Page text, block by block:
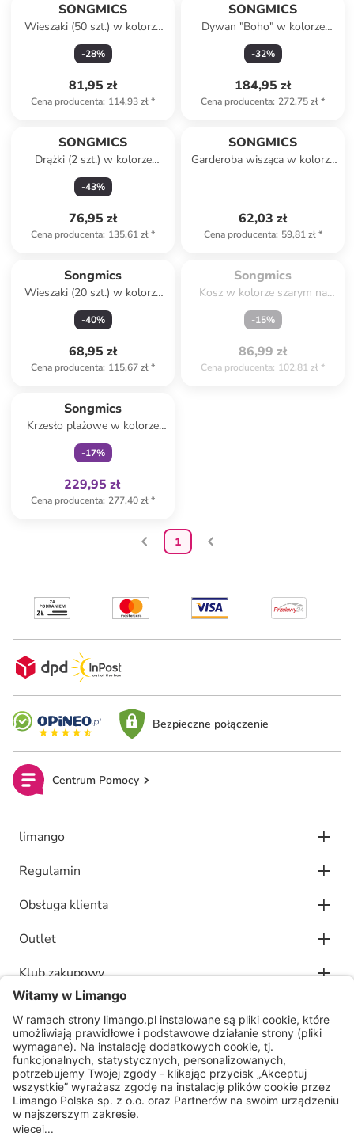
SONGMICS
Wieszaki (50 szt.) w kolorze
różowozłoto-białym na
ubrania - 43,5 x 22,5 cm
-28%
81,95 zł
Cena producenta: 114,93 zł*
SONGMICS
Dywan "Boho" w kolorze
szarym - 230 x 160 cm
-32%
184,95 zł
Cena producenta: 272,75 zł*
SONGMICS
Drążki (2 szt.) w kolorze
czarnym na ubrania - dł. 92
cm
-43%
76,95 zł
Cena producenta: 135,61 zł*
SONGMICS
Garderoba wisząca w kolorze
62,03 zł
Cena producenta: 59,81 zł*
Songmics
Wieszaki (20 szt.) w kolorze
białym na ubrania - 23 x 44,5
cm
-40%
68,95 zł
Cena producenta: 115,67 zł*
Wyprzedane
Songmics
Kosz w kolorze szarym na
pranie - 42,5 x 75 x 32,5 cm
-15%
86,99 zł
Cena producenta: 102,81 zł*
Songmics
Krzesło plażowe w kolorze
biało-niebieskim
-17%
229,95 zł
Cena producenta: 277,40 zł*
1
Bezpieczne połączenie
Centrum Pomocy
limango
Regulamin
Obsługa klienta
Outlet
Klub zakupowy